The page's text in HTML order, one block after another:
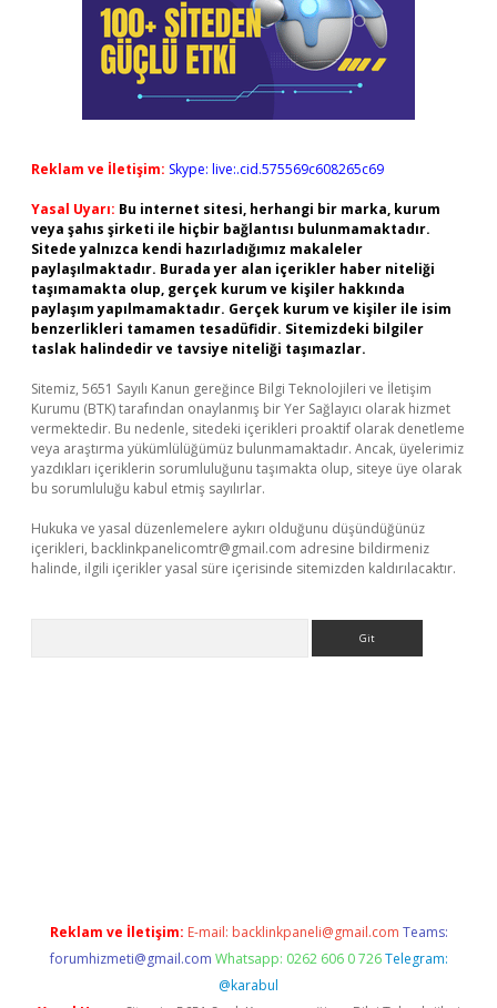
Reklam ve İletişim: Skype: live:.cid.575569c608265c69
Yasal Uyarı: Bu internet sitesi, herhangi bir marka, kurum
veya şahıs şirketi ile hiçbir bağlantısı bulunmamaktadır.
Sitede yalnızca kendi hazırladığımız makaleler
paylaşılmaktadır. Burada yer alan içerikler haber niteliği
taşımamakta olup, gerçek kurum ve kişiler hakkında
paylaşım yapılmamaktadır. Gerçek kurum ve kişiler ile isim
benzerlikleri tamamen tesadüfidir. Sitemizdeki bilgiler
taslak halindedir ve tavsiye niteliği taşımazlar.
Sitemiz, 5651 Sayılı Kanun gereğince Bilgi Teknolojileri ve İletişim
Kurumu (BTK) tarafından onaylanmış bir Yer Sağlayıcı olarak hizmet
vermektedir. Bu nedenle, sitedeki içerikleri proaktif olarak denetleme
veya araştırma yükümlülüğümüz bulunmamaktadır. Ancak, üyelerimiz
yazdıkları içeriklerin sorumluluğunu taşımakta olup, siteye üye olarak
bu sorumluluğu kabul etmiş sayılırlar.
Hukuka ve yasal düzenlemelere aykırı olduğunu düşündüğünüz
içerikleri, backlinkpanelicomtr@gmail.com adresine bildirmeniz
halinde, ilgili içerikler yasal süre içerisinde sitemizden kaldırılacaktır.
Reklam ve İletişim: E-mail: backlinkpaneli@gmail.com Teams:
forumhizmeti@gmail.com Whatsapp: 0262 606 0 726 Telegram:
@karabul